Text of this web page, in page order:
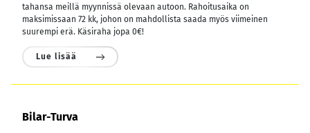
tahansa meillä myynnissä olevaan autoon. Rahoitusaika on
maksimissaan 72 kk, johon on mahdollista saada myös viimeinen
suurempi erä. Käsiraha jopa 0€!
Lue lisää
Bilar-Turva